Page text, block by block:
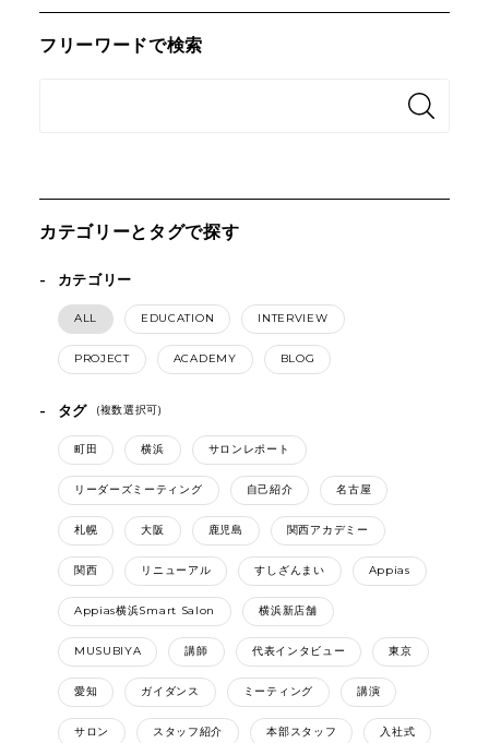
フリーワードで検索
カテゴリーとタグで探す
カテゴリー
ALL EDUCATION INTERVIEW
PROJECT ACADEMY BLOG
タグ (複数選択可)
町田 横浜 サロンレポート
リーダーズミーティング 自己紹介 名古屋
札幌 大阪 鹿児島 関西アカデミー
関西 リニューアル すしざんまい Appias
Appias横浜Smart Salon 横浜新店舗
MUSUBIYA 講師 代表インタビュー 東京
愛知 ガイダンス ミーティング 講演
サロン スタッフ紹介 本部スタッフ 入社式